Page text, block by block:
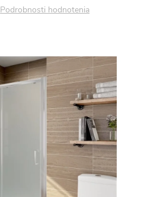
Podrobnosti hodnotenia